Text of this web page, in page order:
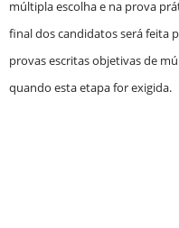
múltipla escolha e na prova
final dos candidatos será feita
provas escritas objetivas de
quando esta etapa for exigida.